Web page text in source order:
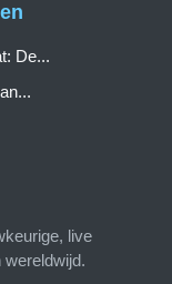
live
De...